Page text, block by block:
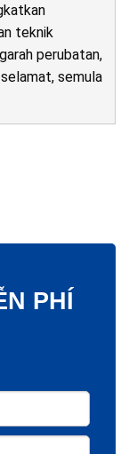
teknik
perubatan,
semula
PHÍ